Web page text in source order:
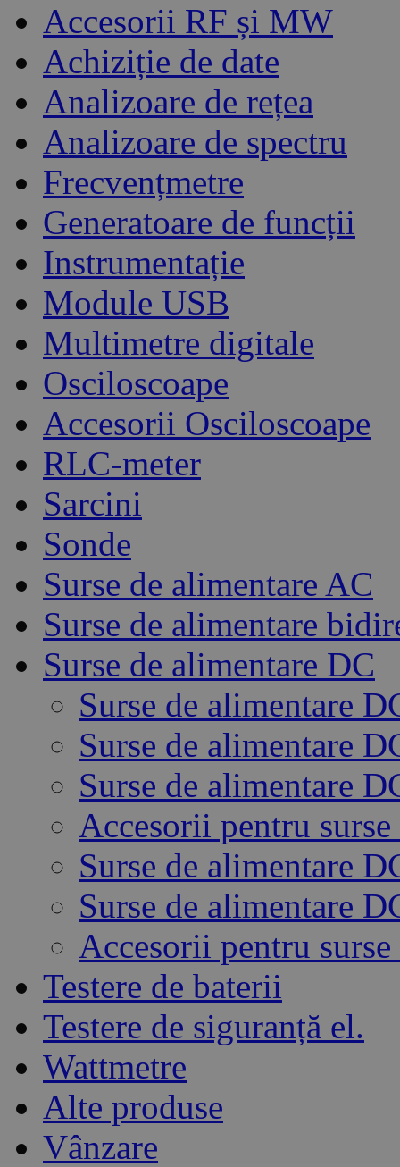
Accesorii RF și MW
Achiziție de date
Analizoare de rețea
Analizoare de spectru
Frecvențmetre
Generatoare de funcții
Instrumentație
Module USB
Multimetre digitale
Osciloscoape
Accesorii Osciloscoape
RLC-meter
Sarcini
Sonde
Surse de alimentare AC
Surse de alimentare
Surse de alimentare DC
Surse de alimentare
Surse de alimentare
Surse de alimentare
Accesorii pentru
Surse de alimentare
Surse de alimentare
Accesorii pentru
Testere de baterii
Testere de siguranță el.
Wattmetre
Alte produse
Vânzare